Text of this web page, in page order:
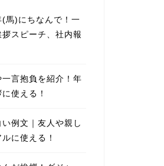
馬)にちなんで！一
スピーチ、社内報
言抱負を紹介！年
使える！
例文｜友人や親し
に使える！